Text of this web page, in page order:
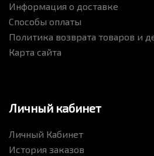
Информация о доставке
Способы оплаты
Политика возврата товаров и
Карта сайта
Личный кабинет
Личный Кабинет
История заказов